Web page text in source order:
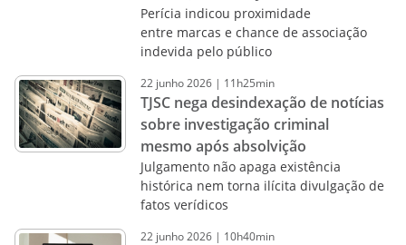
Perícia indicou proximidade
entre marcas e chance de associação
indevida pelo público
22 junho2026 | 11h25min
TJSC nega desindexação de notícias
sobre investigação criminal
mesmo após absolvição
Julgamento não apaga existência
histórica nem torna ilícita divulgação de
fatos verídicos
22 junho2026 | 10h40min